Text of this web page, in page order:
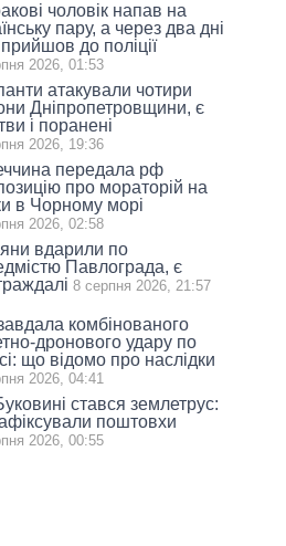
чоловік напав на
пару, а через два дні
до поліції
2026, 01:53
атакували чотири
Дніпропетровщини, є
і поранені
2026, 19:36
передала рф
про мораторій на
в Чорному морі
2026, 02:58
вдарили по
Павлограда, є
8 серпня 2026, 21:57
комбінованого
дронового удару по
що відомо про наслідки
2026, 04:41
стався землетрус:
поштовхи
2026, 00:55